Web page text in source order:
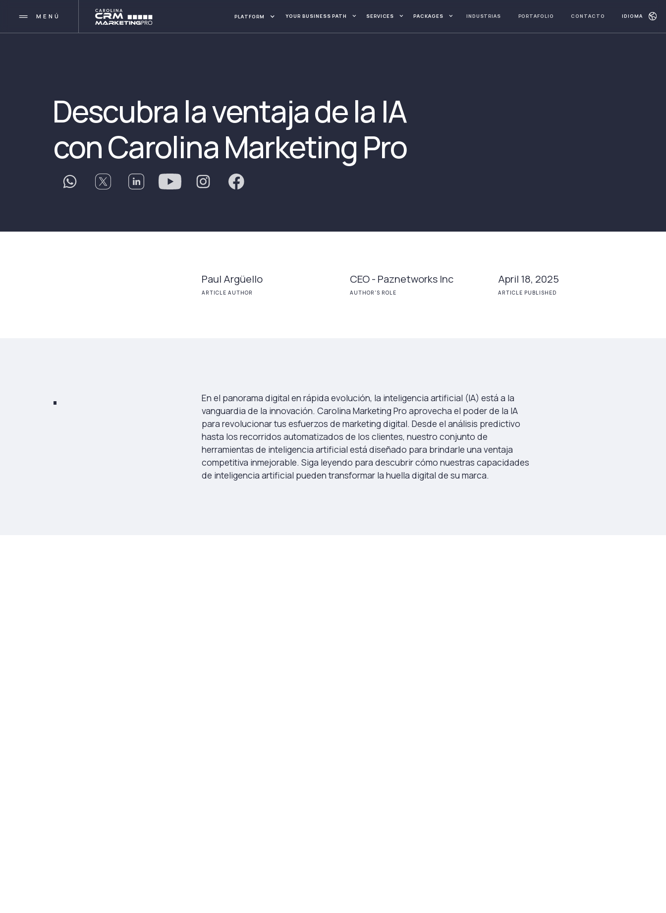
MENÚ PLATFORM YOUR BUSINESS PATH SERVICES PACKAGES INDUSTRIAS PORTAFOLIO CONTACTO IDIOMA
Descubra la ventaja de la IA
con Carolina Marketing Pro
Paul Argüello
ARTICLE AUTHOR
CEO - Paznetworks Inc
AUTHOR'S ROLE
April 18, 2025
ARTICLE PUBLISHED
En el panorama digital en rápida evolución, la inteligencia artificial (IA) está a la
vanguardia de la innovación. Carolina Marketing Pro aprovecha el poder de la IA
para revolucionar tus esfuerzos de marketing digital. Desde el análisis predictivo
hasta los recorridos automatizados de los clientes, nuestro conjunto de
herramientas de inteligencia artificial está diseñado para brindarle una ventaja
competitiva inmejorable. Siga leyendo para descubrir cómo nuestras capacidades
de inteligencia artificial pueden transformar la huella digital de su marca.